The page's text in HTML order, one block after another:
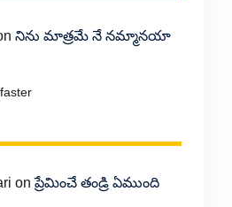
నిను మాత్రమే నే నమ్మానయా
onప్రేమించే తండ్రి ఏముంది